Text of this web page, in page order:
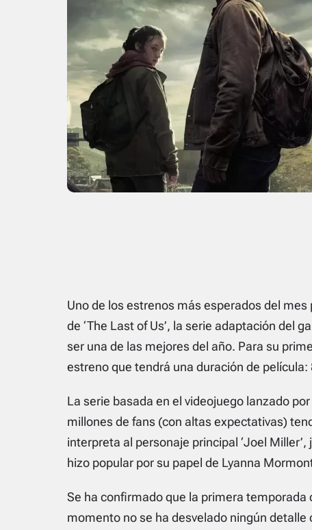
Uno de los estrenos más esperados del
de ‘The Last of Us’, la serie adaptación del
ser una de las mejores del año. Para su
estreno que tendrá una duración de película:
La serie basada en el videojuego lanzado
millones de fans (con altas expectativas)
interpreta al personaje principal ‘Joel
hizo popular por su papel de Lyanna
Se ha confirmado que la primera
momento no se ha desvelado ningún